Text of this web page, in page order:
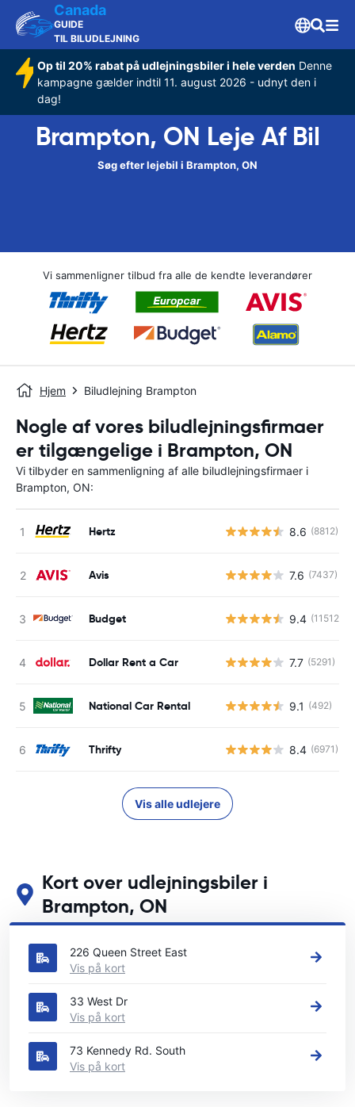
Canada
GUIDE
TIL BILUDLEJNING
Op til 20% rabat på udlejningsbiler i hele verden Denne
kampagne gælder indtil 11. august 2026 - udnyt den i
dag!
Brampton, ON Leje Af Bil
Søg efter lejebil i Brampton, ON
Vi sammenligner tilbud fra alle de kendte leverandører
Hjem Biludlejning Brampton
Nogle af vores biludlejningsfirmaer
er tilgængelige i Brampton, ON
Vi tilbyder en sammenligning af alle biludlejningsfirmaer i
Brampton, ON:
Hertz 8.6 (8812)
Avis 7.6 (7437)
Budget 9.4 (11512)
Dollar Rent a Car 7.7 (5291)
National Car Rental 9.1 (492)
Thrifty 8.4 (6971)
Vis alle udlejere
Kort over udlejningsbiler i
Brampton, ON
Se vores vigtigste biludlejningssteder i Brampton, ON
226 Queen Street East
Vis på kort
33 West Dr
Vis på kort
73 Kennedy Rd. South
Vis på kort